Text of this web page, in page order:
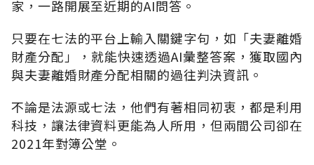
家，一路開展至近期的AI問答。
只要在七法的平台上輸入關鍵字句，如「夫妻離婚
財產分配」，就能快速透過AI彙整答案，獲取國內
與夫妻離婚財產分配相關的過往判決資訊。
不論是法源或七法，他們有著相同初衷，都是利用
科技，讓法律資料更能為人所用，但兩間公司卻在
2021年對簿公堂。